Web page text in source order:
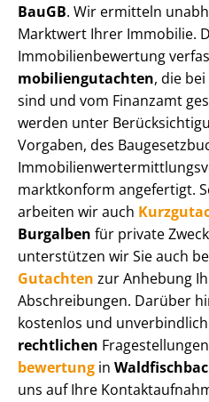
BauGB. Wir ermitteln
Marktwert Ihrer Immobilie.
Im­mo­bi­li­en­be­wer­tung
mo­bi­li­en­gut­ach­ten, die
sind und vom Finanzamt
werden unter
Vorgaben, des
marktkonform angefertigt.
arbeiten wir auch
Burgalben für private
unterstützen wir Sie auch
Gutachten zur Anhebung
Abschreibungen. Darüber
kostenlos und
rechtlichen
be­wer­tung in
uns auf Ihre